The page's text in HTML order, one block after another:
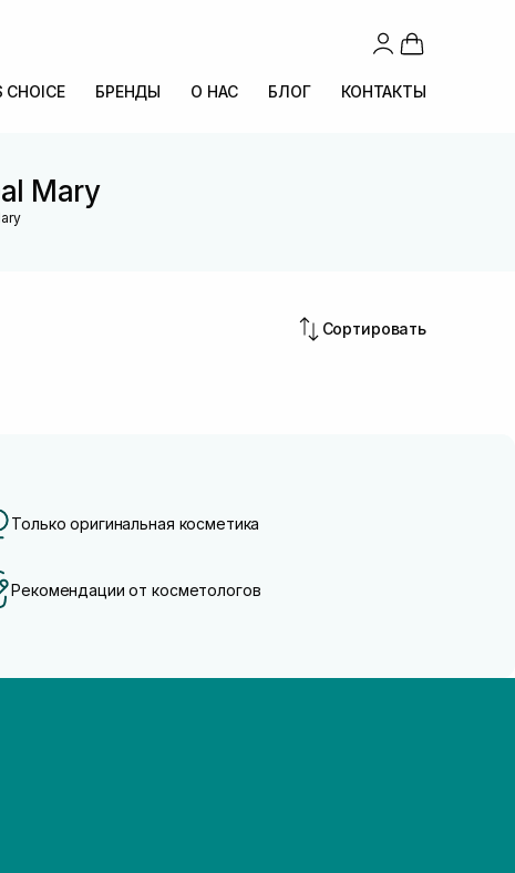
CHOICE БРЕНДЫ О НАС БЛОГ КОНТАКТЫ
Mary
Сортировать
Только оригинальная косметика
Рекомендации от косметологов